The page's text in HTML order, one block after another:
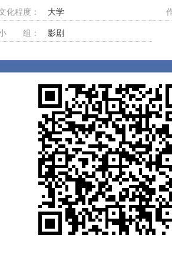
化程度： 大学
组： 影剧